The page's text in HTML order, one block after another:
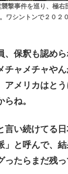
撃事件を巡り、極
ワシントンで２０
保釈も認め
ャメチャや
メリカはと
ね。
い続けてる
と呼んで、
たらまだ残